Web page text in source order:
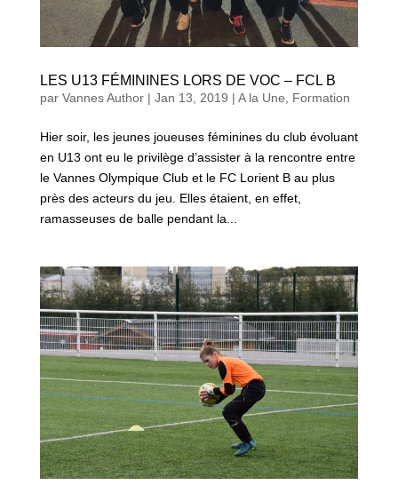
LES U13 FÉMININES LORS DE VOC – FCL B
par Vannes Author| Jan 13, 2019 | A la Une Formation
Hier soir, les jeunes joueuses féminines du club évoluant
en U13 ont eu le privilège d’assister à la rencontre entre
le Vannes Olympique Club et le FC Lorient B au plus
près des acteurs du jeu. Elles étaient, en effet,
ramasseuses de balle pendant la...